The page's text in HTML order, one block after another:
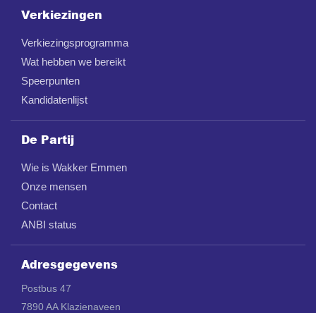
Verkiezingen
Verkiezingsprogramma
Wat hebben we bereikt
Speerpunten
Kandidatenlijst
De Partij
Wie is Wakker Emmen
Onze mensen
Contact
ANBI status
Adresgegevens
Postbus 47
7890 AA Klazienaveen